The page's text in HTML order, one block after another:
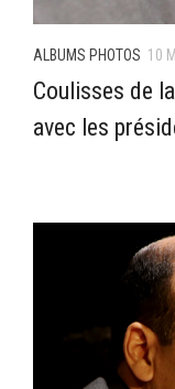
ALBUMS PHOTOS 10
Coulisses de
avec les